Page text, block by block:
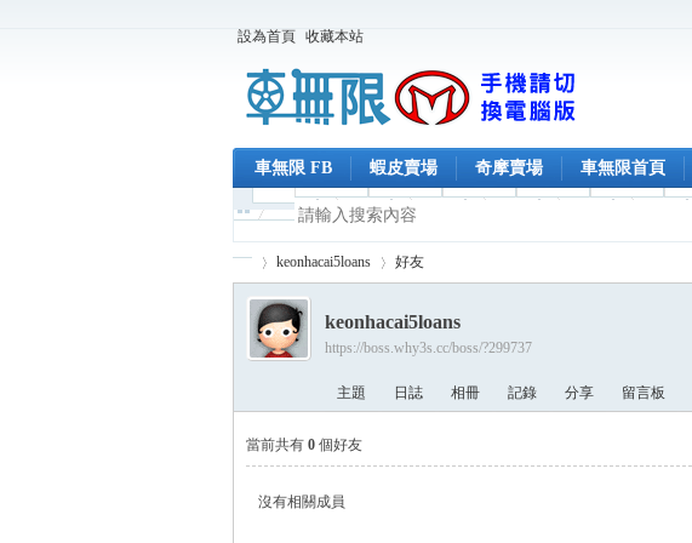
設為首頁 收藏本站
車無限 FB 蝦皮賣場 奇摩賣場 車無限首頁
›
keonhacai5loans 好友
keonhacai5loans
https://boss.why3s.cc/boss/?299737
主題 日誌 相冊 記錄 分享 留言板
當前共有 0 個好友
沒有相關成員